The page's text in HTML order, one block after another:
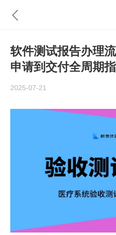
软件测试报告办理
申请到交付全周期
2025-07-21